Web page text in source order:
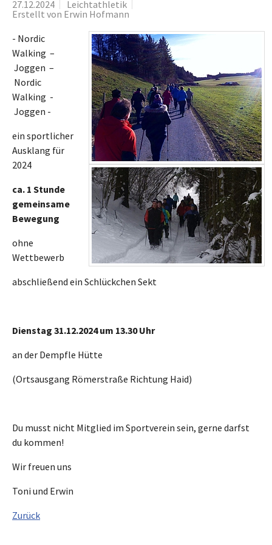
27.12.2024
Leichtathletik
Erstellt von Erwin Hofmann
- Nordic
Walking –
Joggen –
Nordic
Walking -
Joggen -
ein sportlicher
Ausklang für
2024
ca. 1 Stunde
gemeinsame
Bewegung
ohne
Wettbewerb
abschließend ein Schlückchen Sekt
Dienstag 31.12.2024 um 13.30 Uhr
an der Dempfle Hütte
(Ortsausgang Römerstraße Richtung Haid)
Du musst nicht Mitglied im Sportverein sein, gerne darfst
du kommen!
Wir freuen uns
Toni und Erwin
Zurück